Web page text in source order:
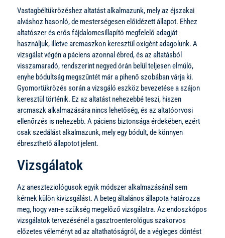
Vastagbéltükrözéshez altatást alkalmazunk, mely az éjszakai
alváshoz hasonló, de mesterségesen előidézett állapot. Ehhez
altatószer és erős fájdalomcsillapító megfelelő adagját
használjuk, illetve arcmaszkon keresztül oxigént adagolunk. A
vizsgálat végén a páciens azonnal ébred, és az altatásból
visszamaradó, rendszerint negyed órán belül teljesen elmúló,
enyhe bódultság megszűntét már a pihenő szobában várja ki.
Gyomortükrözés során a vizsgáló eszköz bevezetése a szájon
keresztül történik. Ez az altatást nehezebbé teszi, hiszen
arcmaszk alkalmazására nincs lehetőség, és az altatóorvosi
ellenőrzés is nehezebb. A páciens biztonsága érdekében, ezért
csak szedálást alkalmazunk, mely egy bódult, de könnyen
ébreszthető állapotot jelent.
Vizsgálatok
Az aneszteziológusok egyik módszer alkalmazásánál sem
kérnek külön kivizsgálást. A beteg általános állapota határozza
meg, hogy van-e szükség megelőző vizsgálatra. Az endoszkópos
vizsgálatok tervezésénél a gasztroenterológus szakorvos
előzetes véleményt ad az altathatóságról, de a végleges döntést